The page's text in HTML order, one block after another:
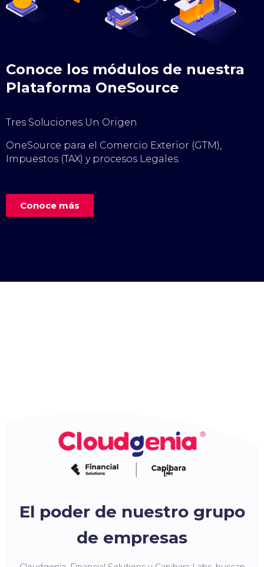
Conoce los módulos de nuestra
Plataforma OneSource
Tres Soluciones Un Origen
OneSource para el Comercio Exterior (GTM),
Impuestos (TAX) y procesos Legales.
Conoce más
El poder de nuestro grupo
de empresas